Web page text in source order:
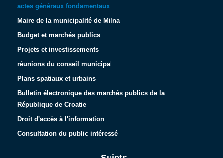
actes généraux fondamentaux
Maire de la municipalité de Milna
Budget et marchés publics
Projets et investissements
réunions du conseil municipal
Plans spatiaux et urbains
Bulletin électronique des marchés publics de la
République de Croatie
Droit d'accès à l'information
Consultation du public intéressé